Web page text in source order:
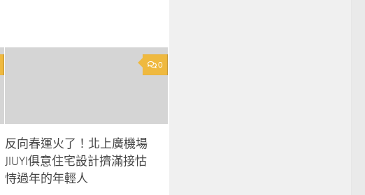
0
反向春運火了！北上廣機場
JIUYI俱意住宅設計擠滿接怙
恃過年的年輕人